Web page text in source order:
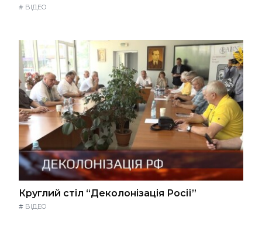
# ВІДЕО
Круглий стіл “Деколонізація Росії”
# ВІДЕО